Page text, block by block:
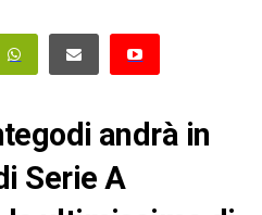
andrà in
Serie A